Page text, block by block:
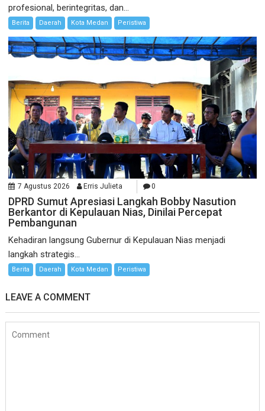
profesional, berintegritas, dan...
Berita Daerah Kota Medan Peristiwa
7 Agustus 2026 Erris Julieta 0
DPRD Sumut Apresiasi Langkah Bobby Nasution
Berkantor di Kepulauan Nias, Dinilai Percepat
Pembangunan
Kehadiran langsung Gubernur di Kepulauan Nias menjadi
langkah strategis...
Berita Daerah Kota Medan Peristiwa
LEAVE A COMMENT